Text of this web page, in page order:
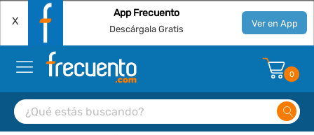
X
App Frecuento
Descárgala Gratis Ver en App
0